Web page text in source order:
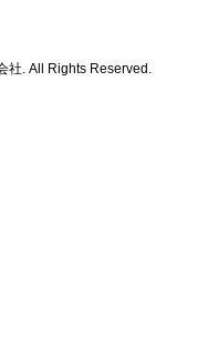
社. All Rights Reserved.